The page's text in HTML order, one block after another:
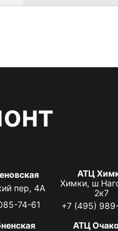
пер, 4А
74-61
АТЦ
Химки, ш
2к7
+7 (495)
АТЦ